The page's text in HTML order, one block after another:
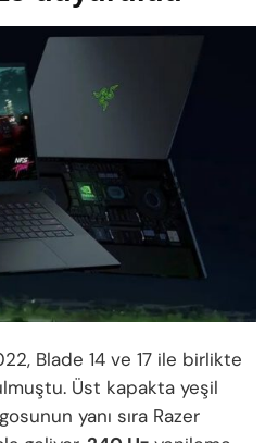
Blade 14 ve 17 ile birlikte
Üst kapakta yeşil
yanı sıra Razer